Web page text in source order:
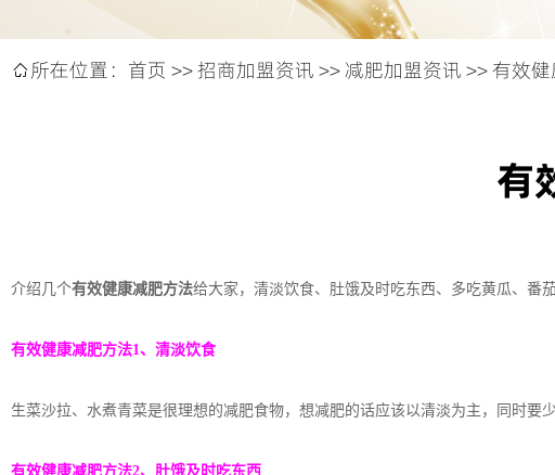
所在位置： 首页 >>招商加盟资讯 >>减肥加盟资讯 >> 有效
有
介绍几个有效健康减肥方法给大家，清淡饮食、肚饿及时吃东西、多吃黄瓜、番
有效健康减肥方法1、清淡饮食
生菜沙拉、水煮青菜是很理想的减肥食物，想减肥的话应该以清淡为主，同时要
有效健康减肥方法2、肚饿及时吃东西